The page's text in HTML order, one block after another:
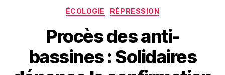
Catégories
ÉCOLOGIE RÉPRESSION
Procès des anti-
bassines : Solidaires